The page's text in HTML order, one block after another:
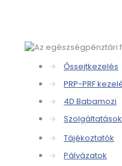
→
Őssejtkezelés
→
PRP-PRF
→
4D Babamozi
→
Szolgáltatások
→
Tájékoztatók
→
Pályázatok